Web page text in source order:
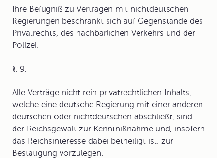
Ihre Befugniß zu Verträgen mit nichtdeutschen
Regierungen beschränkt sich auf Gegenstände des
Privatrechts, des nachbarlichen Verkehrs und der
Polizei.
§. 9.
Alle Verträge nicht rein privatrechtlichen Inhalts,
welche eine deutsche Regierung mit einer anderen
deutschen oder nichtdeutschen abschließt, sind
der Reichsgewalt zur Kenntnißnahme und, insofern
das Reichsinteresse dabei betheiligt ist, zur
Bestätigung vorzulegen.